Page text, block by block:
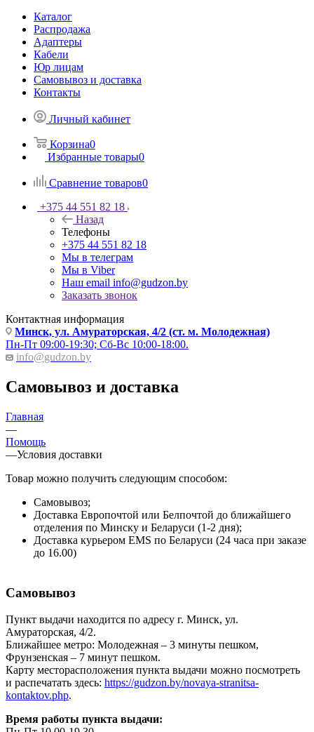
Каталог
Распродажа
Адаптеры
Кабели
Юр лицам
Самовывоз и доставка
Контакты
Личный кабинет
Корзина0
Избранные товары0
Сравнение товаров0
+375 44 551 82 18
Назад
Телефоны
+375 44 551 82 18
Мы в телеграм
Мы в Viber
Наш email info@gudzon.by
Заказать звонок
Контактная информация
Минск, ул. Амураторская, 4/2 (ст. м. Молодежная)
Пн-Пт 09:00-19:30; Сб-Вс 10:00-18:00.
info@gudzon.by
Самовывоз и доставка
Главная
—
Помощь
—Условия доставки
Товар можно получить следующим способом:
Самовывоз;
Доставка Европочтой или Белпочтой до ближайшего
отделения по Минску и Беларуси (1-2 дня);
Доставка курьером EMS по Беларуси (24 часа при заказе
до 16.00)
Самовывоз
Пункт выдачи находится по адресу г. Минск, ул.
Амураторская, 4/2.
Ближайшее метро: Молодежная – 3 минуты пешком,
Фрунзенская – 7 минут пешком.
Карту месторасположения пункта выдачи можно посмотреть
и распечатать здесь: https://gudzon.by/novaya-stranitsa-
kontaktov.php.
Время работы пункта выдачи: